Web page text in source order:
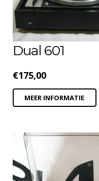
Dual 601
€175,00
MEER INFORMATIE